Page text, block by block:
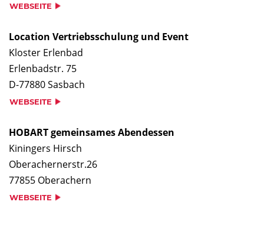
WEBSEITE
Location Vertriebsschulung und Event
Kloster Erlenbad
Erlenbadstr. 75
D-77880 Sasbach
WEBSEITE
HOBART gemeinsames Abendessen
Kiningers Hirsch
Oberachernerstr.26
77855 Oberachern
WEBSEITE